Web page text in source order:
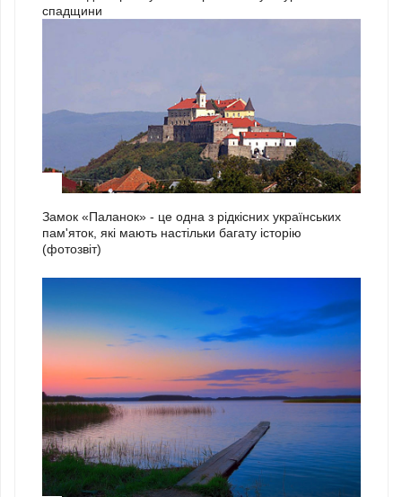
спадщини
Замок «Паланок» - це одна з рідкісних українських
пам'яток, які мають настільки багату історію
(фотозвіт)